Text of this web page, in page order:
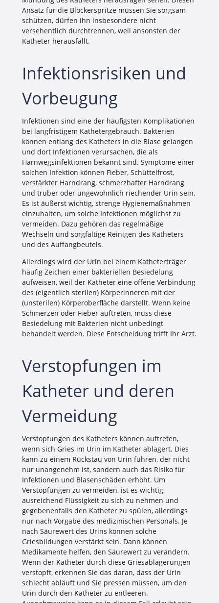
Ansatz für die Blockerspritze müssen Sie sorgsam
schützen, dürfen ihn insbesondere nicht
versehentlich durchtrennen, weil ansonsten der
Katheter herausfällt.
Infektionsrisiken und
Vorbeugung
Infektionen sind eine der häufigsten Komplikationen
bei langfristigem Kathetergebrauch. Bakterien
können entlang des Katheters in die Blase gelangen
und dort Infektionen verursachen, die als
Harnwegsinfektionen bekannt sind. Symptome einer
solchen Infektion können Fieber, Schüttelfrost,
verstärkter Harndrang, schmerzhafter Harndrang
und trüber oder ungewöhnlich riechender Urin sein.
Es ist äußerst wichtig, strenge Hygienemaßnahmen
einzuhalten, um solche Infektionen möglichst zu
vermeiden. Dazu gehören das regelmäßige
Wechseln und sorgfältige Reinigen des Katheters
und des Auffangbeutels.
Allerdings wird der Urin bei einem Katheterträger
häufig Zeichen einer bakteriellen Besiedelung
aufweisen, weil der Katheter eine offene Verbindung
des (eigentlich sterilen) Körperinneren mit der
(unsterilen) Körperoberfläche darstellt. Wenn keine
Schmerzen oder Fieber auftreten, muss diese
Besiedelung mit Bakterien nicht unbedingt
behandelt werden. Diese Entscheidung trifft Ihr Arzt.
Verstopfungen im
Katheter und deren
Vermeidung
Verstopfungen des Katheters können auftreten,
wenn sich Gries im Urin im Katheter ablagert. Dies
kann zu einem Rückstau von Urin führen, der nicht
nur unangenehm ist, sondern auch das Risiko für
Infektionen und Blasenschäden erhöht. Um
Verstopfungen zu vermeiden, ist es wichtig,
ausreichend Flüssigkeit zu sich zu nehmen und
gegebenenfalls den Katheter zu spülen, allerdings
nur nach Vorgabe des medizinischen Personals. Je
nach Säurewert des Urins können solche
Griesbildungen verstärkt sein. Dann können
Medikamente helfen, den Säurewert zu verändern.
Wenn der Katheter durch diese Griesablagerungen
verstopft, erkennen Sie das daran, dass der Urin
schlecht abläuft und Sie pressen müssen, um den
Urin durch den Katheter zu entleeren.